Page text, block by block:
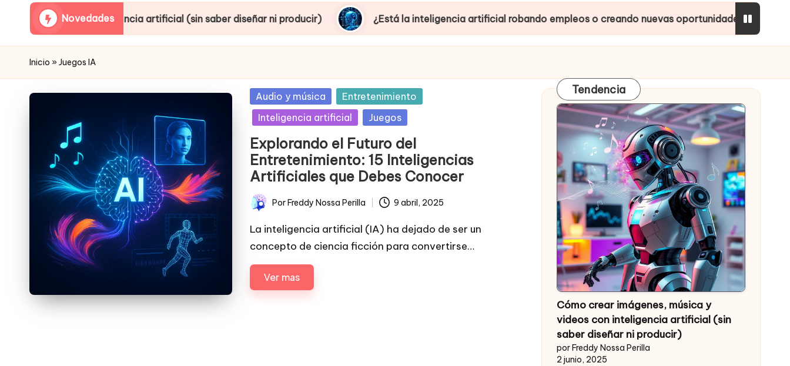
Novedades
inteligencia artificial (sin saber diseñar ni producir) ¿Está la inteligencia artificial robando empleos o creando nuevas oportunidades? Inteligencias
Inicio »Juegos IA
Posted
in
Audio y música
Entretenimiento
Inteligencia artificial
Juegos
Explorando el Futuro del
Entretenimiento: 15 Inteligencias
Artificiales que Debes Conocer
Publicado
por
PorFreddy Nossa Perilla 9 abril, 2025
La inteligencia artificial (IA) ha dejado de ser un
concepto de ciencia ficción para convertirse…
Ver mas
Tendencia
Cómo crear imágenes, música y
videos con inteligencia artificial (sin
saber diseñar ni producir)
por Freddy Nossa Perilla
2 junio, 2025